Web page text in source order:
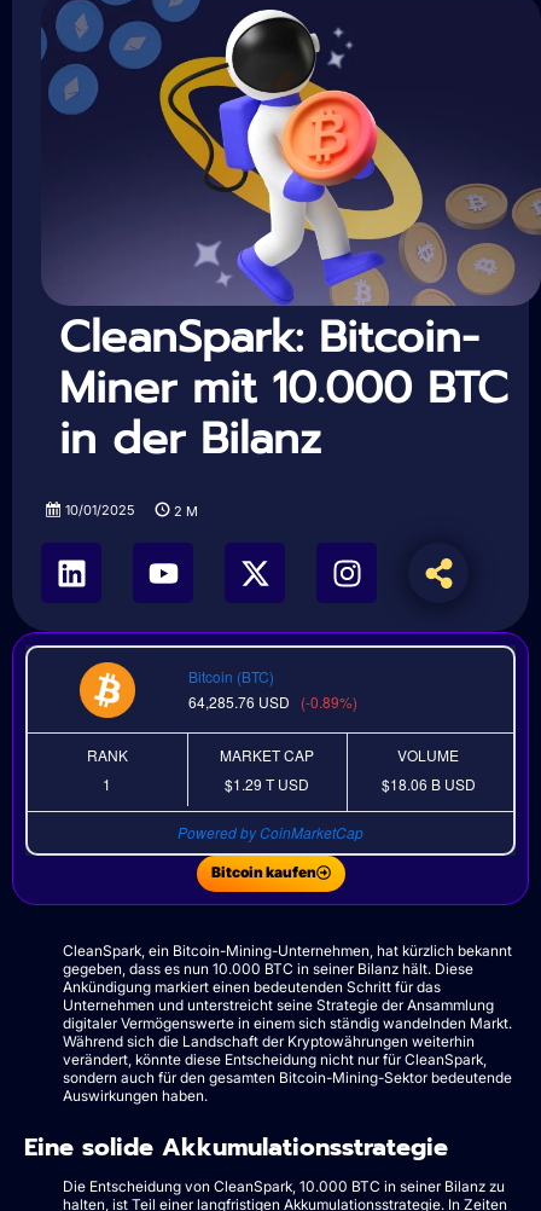
CleanSpark: Bitcoin-
Miner mit 10.000 BTC
in der Bilanz
10/01/2025 2 M
Bitcoin (BTC)
64,285.76 USD (-0.89%)
RANK
1
MARKET CAP
$1.29 TUSD
VOLUME
$18.06 B USD
Powered by CoinMarketCap
Bitcoin kaufen
CleanSpark, ein Bitcoin-Mining-Unternehmen, hat kürzlich bekannt
gegeben, dass es nun 10.000 BTC in seiner Bilanz hält. Diese
Ankündigung markiert einen bedeutenden Schritt für das
Unternehmen und unterstreicht seine Strategie der Ansammlung
digitaler Vermögenswerte in einem sich ständig wandelnden Markt.
Während sich die Landschaft der Kryptowährungen weiterhin
verändert, könnte diese Entscheidung nicht nur für CleanSpark,
sondern auch für den gesamten Bitcoin-Mining-Sektor bedeutende
Auswirkungen haben.
Eine solide Akkumulationsstrategie
Die Entscheidung von CleanSpark, 10.000 BTC in seiner Bilanz zu
halten, ist Teil einer langfristigen Akkumulationsstrategie. In Zeiten